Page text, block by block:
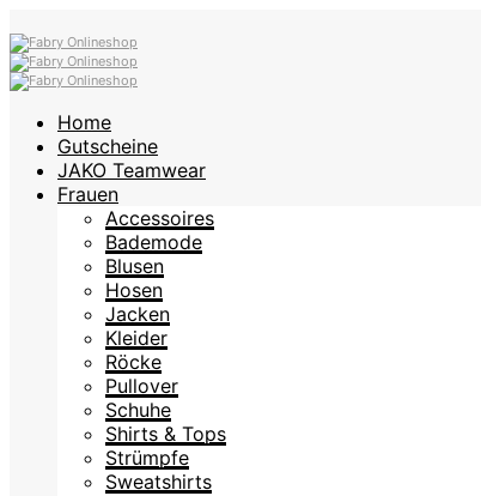
Home
Gutscheine
JAKO Teamwear
Frauen
Accessoires
Bademode
Blusen
Hosen
Jacken
Kleider
Röcke
Pullover
Schuhe
Shirts & Tops
Strümpfe
Sweatshirts